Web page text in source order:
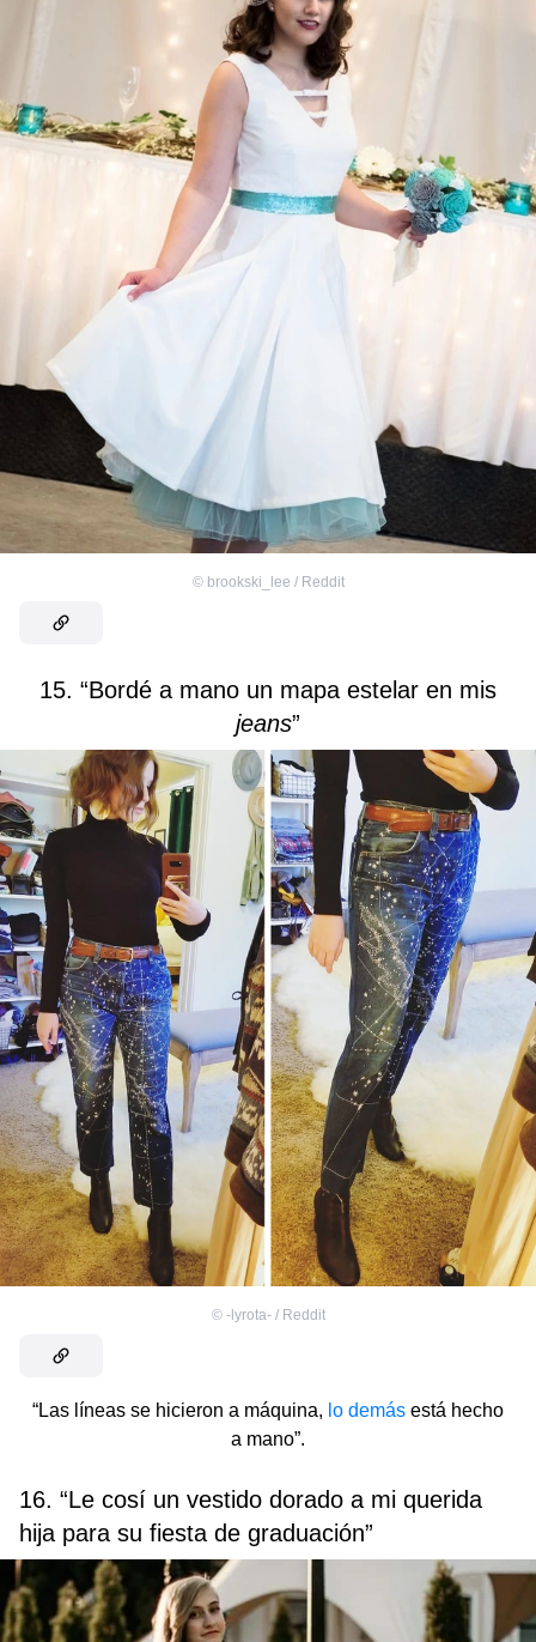
© brookski_lee / Reddit
15. “Bordé a mano un mapa estelar en mis
jeans”
© -lyrota- / Reddit
“Las líneas se hicieron a máquina, lo demás está hecho
a mano”.
16. “Le cosí un vestido dorado a mi querida
hija para su fiesta de graduación”